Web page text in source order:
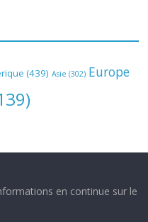
(439) Asie (302) Europe
en continue sur le